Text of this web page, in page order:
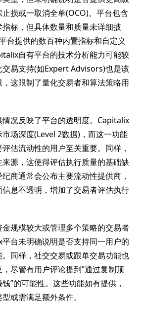
损或一取消全单(OCO)。平台包含
指标，但具体数量和质量未详细披
台提供的数百种内置指标和自定义
自有平台的技术分析能力可能较
交易支持(如Expert Advisors)也是该
这限制了量化交易者和算法策略用
情况反映了平台的透明度。Capitalix
场深度(Level 2数据)，而这一功能
估流动性的用户至关重要。同样，
源，这使得评估执行质量的基础缺
商通常会公布主要流动性提供商，
息不透明，增加了交易者评估执行
金规模较大或管理多个策略的交易者
台未明确说明是否支持同一用户的
同样，社交交易或跟单交易功能也
尽管有用户评论提到”通过复制顶
”的可能性。这些功能如有提供，
或需满足额外条件。